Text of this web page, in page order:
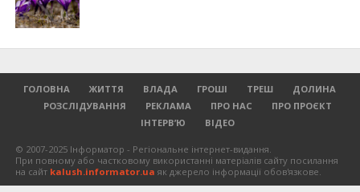
ГОЛОВНА ЖИТТЯ ВЛАДА ГРОШІ ТРЕШ
ДОЛИНА
РОЗСЛІДУВАННЯ
РЕКЛАМА ПРО НАС
ПРО ПРОЄКТ
ІНТЕРВ’Ю
ВІДЕО
© 2007-2025 Інформатор - Регіональне інтернет-видання.
При повному або частковому використанні матеріалів сайту посилання
на сайт kalush.informator.ua як джерело інформації обов'язкове.